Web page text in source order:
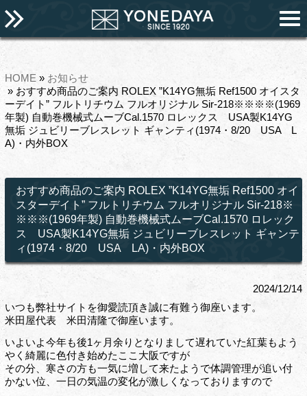
HOME » お知らせ
» おすすめ商品のご案内 ROLEX ”K14YG無垢 Ref1500 オイスタ
ーデイト” フルトリチウム フルオリジナル Sir-218※※※※(1969
年製) 自動巻機械式ムーブCal.1570 ロレックス USA製K14YG
無垢 ジュビリーブレスレット ギャンティ(1974・8/20 USA L
A)・内外BOX
おすすめ商品のご案内 ROLEX ”K14YG無垢 Ref1500 オイ
スターデイト” フルトリチウム フルオリジナル Sir-218※
※※※(1969年製) 自動巻機械式ムーブCal.1570 ロレック
ス USA製K14YG無垢 ジュビリーブレスレット ギャンテ
ィ(1974・8/20 USA LA)・内外BOX
2024/12/14
いつも弊社サイトを御愛読頂き誠に有難う御座います。
米田屋代表 米田清隆で御座います。
いよいよ今年も後1ヶ月余りとなりまして遅れていた紅葉もよう
やく綺麗に色付き始めたここ大阪ですが
その分、寒さの方も一気に増して来たようで体調管理が追い付
かない位、一日の気温の変化が激しくなっておりますので